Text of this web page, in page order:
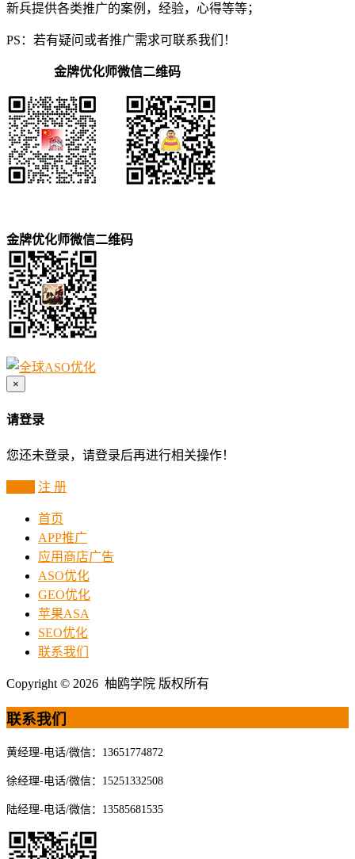
新兵提供各类推广的案例，经验，心得等等；
PS：若有疑问或者推广需求可联系我们！
金牌优化师微信二维码
金牌优化师微信二维码
×
请登录
您还未登录，请登录后再进行相关操作！
注 册
首页
APP推广
应用商店广告
ASO优化
GEO优化
苹果ASA
SEO优化
联系我们
Copyright © 2026 柚鸥学院 版权所有
联系我们
黄经理-电话/微信：13651774872
徐经理-电话/微信：15251332508
陆经理-电话/微信：13585681535